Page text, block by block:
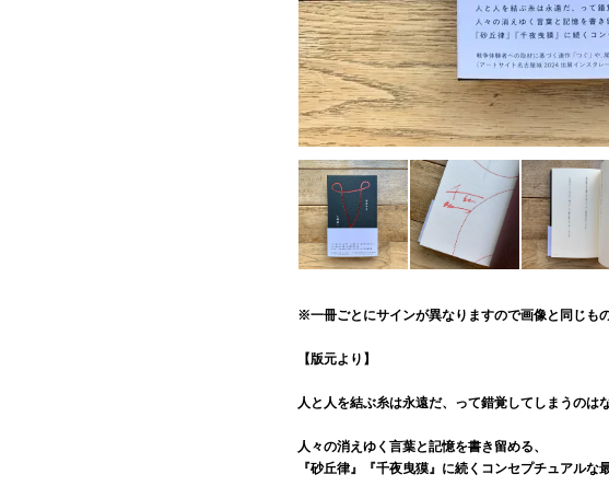
※一冊ごとにサインが異なりますので画像と同じも
【版元より】
人と人を結ぶ糸は永遠だ、って錯覚してしまうのは
人々の消えゆく言葉と記憶を書き留める、
『砂丘律』『千夜曳獏』に続くコンセプチュアルな